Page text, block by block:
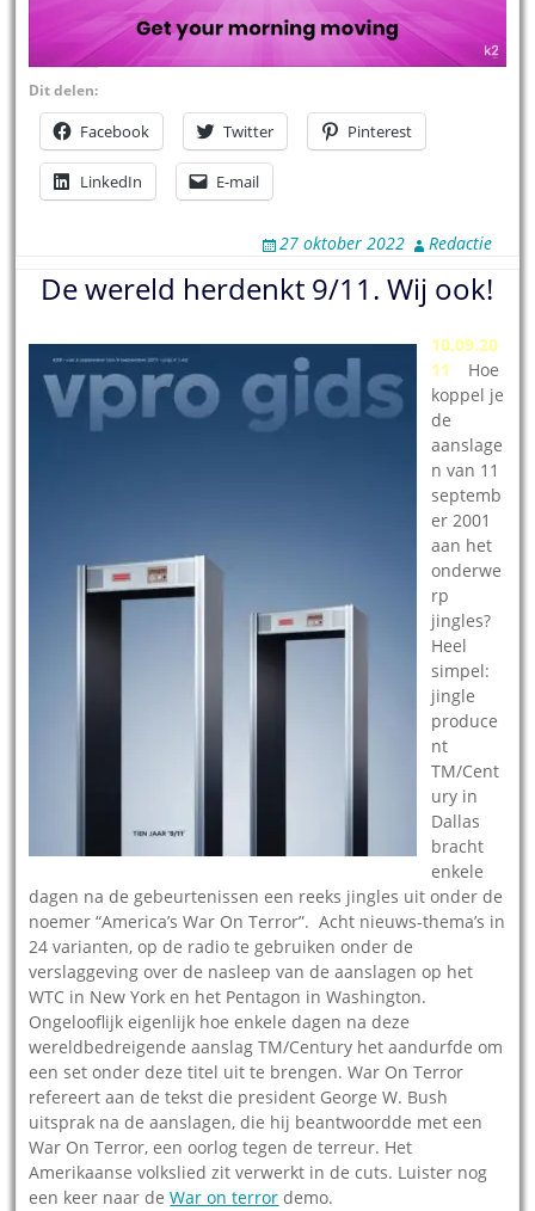
Dit delen:
Facebook Twitter Pinterest
LinkedIn E-mail
27 oktober 2022 Redactie
De wereld herdenkt 9/11. Wij ook!
10.09.20
11
Hoe
koppel je
de
aanslage
n van 11
septemb
er 2001
aan het
onderwe
rp
jingles?
Heel
simpel:
jingle
produce
nt
TM/Cent
ury in
Dallas
bracht
enkele
dagen na de gebeurtenissen een reeks jingles uit onder de
noemer “America’s War On Terror”. Acht nieuws-thema’s in
24 varianten, op de radio te gebruiken onder de
verslaggeving over de nasleep van de aanslagen op het
WTC in New York en het Pentagon in Washington.
Ongelooflijk eigenlijk hoe enkele dagen na deze
wereldbedreigende aanslag TM/Century het aandurfde om
een set onder deze titel uit te brengen. War On Terror
refereert aan de tekst die president George W. Bush
uitsprak na de aanslagen, die hij beantwoordde met een
War On Terror, een oorlog tegen de terreur. Het
Amerikaanse volkslied zit verwerkt in de cuts. Luister nog
een keer naar deWar on terror demo.